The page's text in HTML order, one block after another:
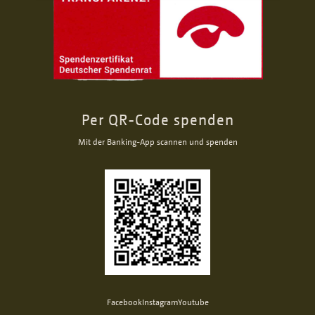
Per QR-Code spenden
Mit der Banking-App scannen und spenden
FacebookInstagramYoutube